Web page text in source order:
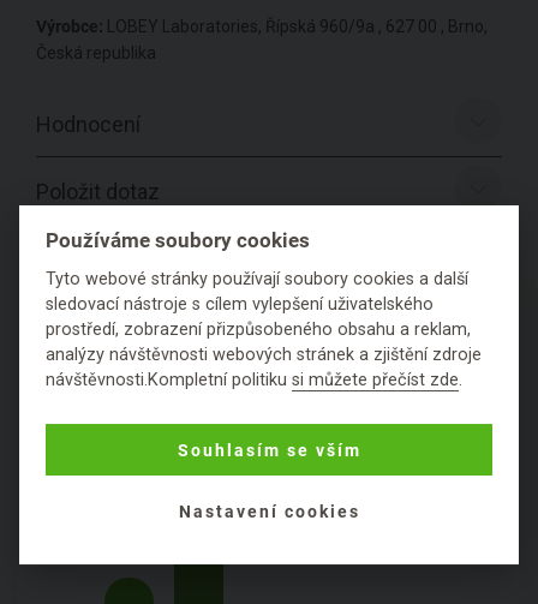
Výrobce: LOBEY Laboratories, Řípská 960/9a , 627 00 , Brno,
Česká republika
Hodnocení
Položit dotaz
PODROBNÉ SLOŽENÍ
PRODUKTU
Používáme soubory cookies
Tyto webové stránky používají soubory cookies a další
sledovací nástroje s cílem vylepšení uživatelského
prostředí, zobrazení přizpůsobeného obsahu a reklam,
analýzy návštěvnosti webových stránek a zjištění zdroje
návštěvnosti.Kompletní politikusi můžete přečíst zde.
Souhlasím se vším
Nastavení cookies